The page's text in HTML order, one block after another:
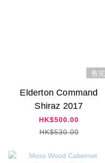
售完
Elderton Command
Shiraz 2017
HK$500.00
HK$530.00